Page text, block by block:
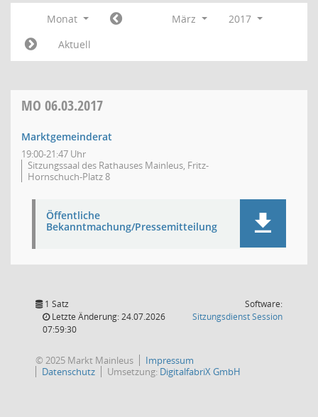
Monat März
2017
Aktuell
MO 06.03.2017
Marktgemeinderat
19:00-21:47 Uhr
Sitzungssaal des Rathauses Mainleus, Fritz-
Hornschuch-Platz 8
Öffentliche
Bekanntmachung/Pressemitteilung
1 Satz
Letzte Änderung: 24.07.2026
07:59:30
Software:
SitzungsdienstSession(Wird in
© 2025 Markt Mainleus
Impressum
Datenschutz
Umsetzung: DigitalfabriX GmbH